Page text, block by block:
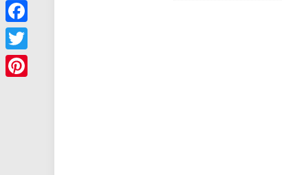
Facebook
Twitter